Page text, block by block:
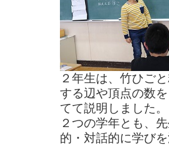
２年生は、竹ひご
する辺や頂点の数
てて説明しました。
２つの学年とも、
的・対話的に学び